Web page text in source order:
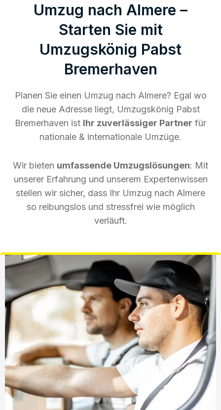
Umzug nach Almere –
Starten Sie mit
Umzugskönig Pabst
Bremerhaven
Planen Sie einen Umzug nach Almere? Egal wo
die neue Adresse liegt, Umzugskönig Pabst
Bremerhaven ist Ihr zuverlässiger Partner für
nationale & internationale Umzüge.
Wir bieten umfassende Umzugslösungen: Mit
unserer Erfahrung und unserem Expertenwissen
stellen wir sicher, dass Ihr Umzug nach Almere
so reibungslos und stressfrei wie möglich
verläuft.